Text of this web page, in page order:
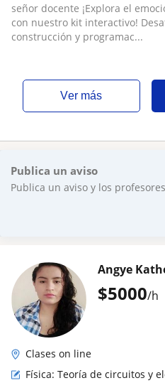
señor docente ¡Explora el
con nuestro kit interactivo!
construcción y programac...
ver más
Publica un aviso
Publica un aviso y los
$5000/h
Angye
Clases on line
Física: Teoría de circuitos y